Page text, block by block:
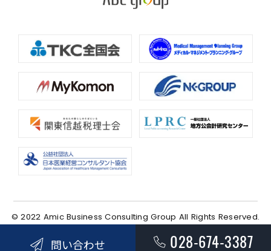
© 2022 Amic Business Consulting Group All Rights Reserved.
問い合わせ 028-674-3387